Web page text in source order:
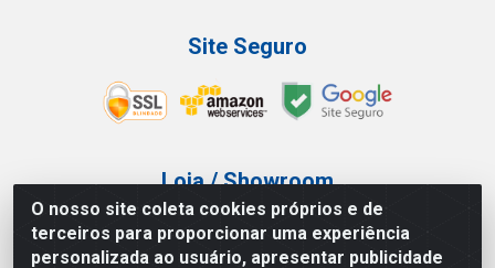
O nosso site coleta cookies próprios e de
terceiros para proporcionar uma experiência
personalizada ao usuário, apresentar publicidade
Site Seguro
Loja / Showroom
Tel.: (11) 3227-0546
Av Vautier, 587/597 - Pari - São Paulo/SP